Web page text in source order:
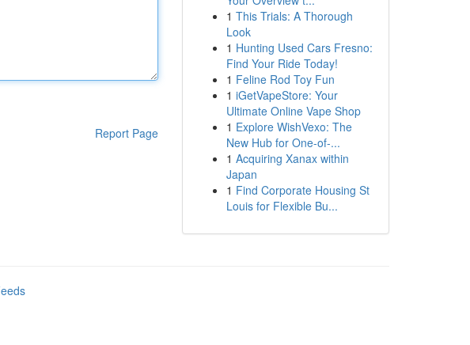
Report Page
1 This Trials: A Thorough
Look
1 Hunting Used Cars Fresno:
Find Your Ride Today!
1 Feline Rod Toy Fun
1 iGetVapeStore: Your
Ultimate Online Vape Shop
1 Explore WishVexo: The
New Hub for One-of-...
1 Acquiring Xanax within
Japan
1 Find Corporate Housing St
Louis for Flexible Bu...